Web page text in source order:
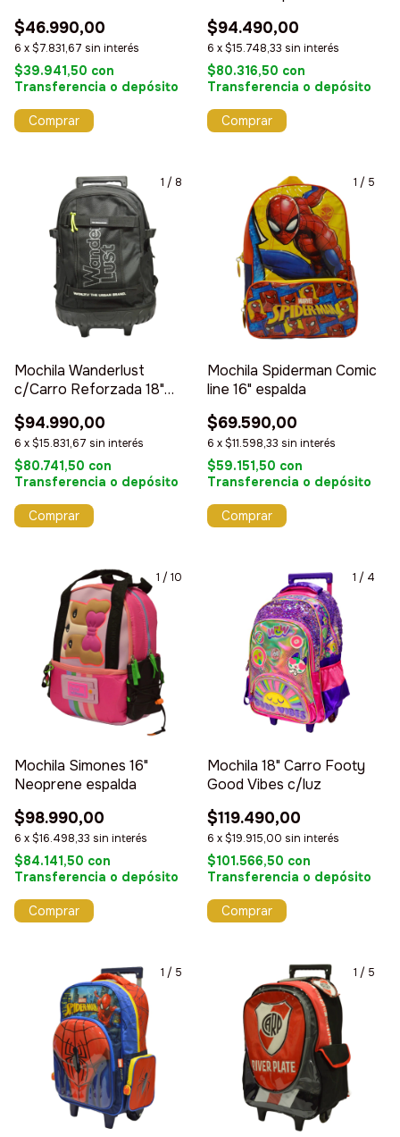
$46.990,00
6 x$7.831,67 sin interés
$39.941,50 con
Transferencia o depósito
$94.490,00
6 x$15.748,33 sin interés
$80.316,50 con
Transferencia o depósito
Comprar
1 / 8
Mochila Wanderlust
c/Carro Reforzada 18"
$94.990,00
6 x$15.831,67 sin interés
$80.741,50 con
Transferencia o depósito
Comprar
1 / 5
Mochila Spiderman Comic
line 16" espalda
$69.590,00
6 x$11.598,33 sin interés
$59.151,50 con
Transferencia o depósito
Comprar
1 / 10
Mochila Simones 16"
Neoprene espalda
$98.990,00
6 x$16.498,33 sin interés
$84.141,50 con
Transferencia o depósito
1 / 4
Mochila 18" Carro Footy
Good Vibes c/luz
$119.490,00
6 x$19.915,00 sin interés
$101.566,50 con
Transferencia o depósito
1 / 5 1 / 5